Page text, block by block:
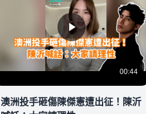
00:44
澳洲投手砸傷陳傑憲遭出征！陳沂